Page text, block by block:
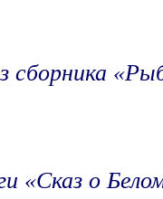
сборника
«Сказ о